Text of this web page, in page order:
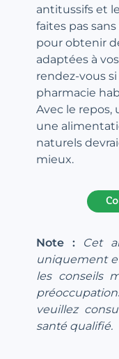
antitussifs et
faites pas
pour obtenir
adaptées à
rendez-vous
pharmacie
Avec le
une
naturels
mieux.
Note :
Cet
uniquement
les conseils
veuillez
santé qualifié.